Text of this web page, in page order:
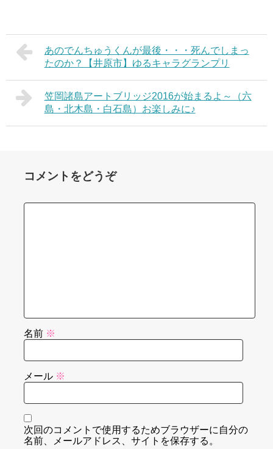
あのでんちゅうくんが最後・・・死んでしまっ
たのか？【井原市】ゆるキャラグランプリ
笠岡諸島アートブリッジ2016が始まるよ～（六
島・北木島・白石島）お楽しみに♪
コメントをどうぞ
名前 ※
メール ※
次回のコメントで使用するためブラウザーに自分の
名前、メールアドレス、サイトを保存する。